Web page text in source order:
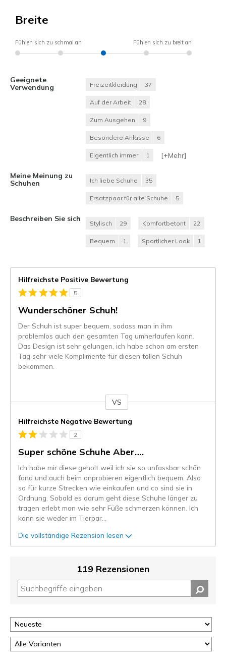
Breite
Fühlen sich zu schmal an Fühlen sich zu breit an
Geeignete
Verwendung
Freizeitkleidung 37
Auf der Arbeit 28
Zum Ausgehen 9
Besondere Anlässe 6
Eigentlich immer 1 [+Mehr]
Meine Meinung zu
Schuhen
Ich liebe Schuhe 35
Ersatzpaar für alte Schuhe 5
Beschreiben Sie sich
Stylisch 29 Komfortbetont 22
Bequem 1 Sportlicher Look 1
Hilfreichste Positive Bewertung
5
Wunderschöner Schuh!
Der Schuh ist super bequem, sodass man in ihm
problemlos auch den gesamten Tag umherlaufen kann.
Das Design ist sehr gelungen, ich habe schon am ersten
Tag sehr viele Komplimente für diesen tollen Schuh
bekommen.
VS
Hilfreichste Negative Bewertung
2
Super schöne Schuhe Aber….
Ich habe mir diese geholt weil ich sie so unfassbar schön
fand und auch beim anprobieren eigentlich bequem. Also
so für kurze Strecken wie einkaufen und co sind sie in
Ordnung. Sobald es darum geht diese Schuhe länger zu
tragen erlebt man wie sehr Füße schmerzen können. Ich
kann sie weder im Tierpar
Die vollständige Rezension lesen
119 Rezensionen